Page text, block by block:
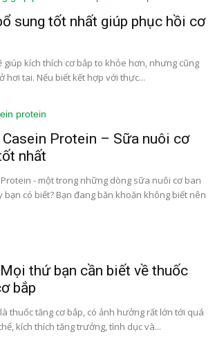
sung tốt nhất giúp phục hồi cơ
giúp kích thích cơ bắp to khỏe hơn, nhưng cũng
hơi tai. Nếu biết kết hợp với thực...
Protein – Sữa nuôi cơ
nhất
- một trong những dòng sữa nuôi cơ ban
có biết? Bạn đang băn khoăn không biết nên
thứ bạn cần biết về thuốc
bắp
thuốc tăng cơ bắp, có ảnh hưởng rất lớn tới quá
kích thích tăng trưởng, tình dục và...